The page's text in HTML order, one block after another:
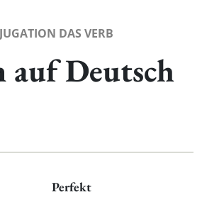
DAS VERB
auf Deutsch
Perfekt